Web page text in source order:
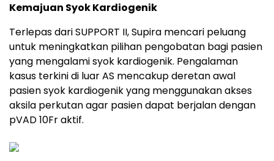
Kemajuan Syok Kardiogenik
Terlepas dari SUPPORT II, Supira mencari peluang
untuk meningkatkan pilihan pengobatan bagi pasien
yang mengalami syok kardiogenik. Pengalaman
kasus terkini di luar AS mencakup deretan awal
pasien syok kardiogenik yang menggunakan akses
aksila perkutan agar pasien dapat berjalan dengan
pVAD 10Fr aktif.